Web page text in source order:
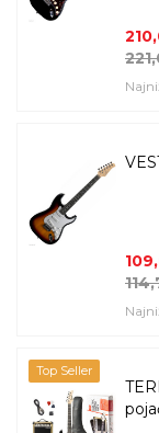
Top Seller